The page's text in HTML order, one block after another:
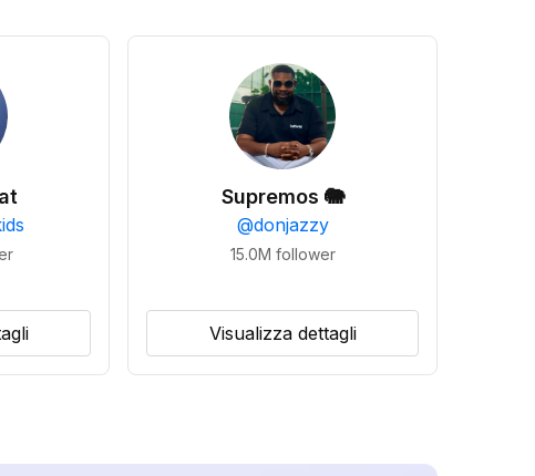
Supremos 🐘
@donjazzy
15.0M follower
Visualizza dettagli